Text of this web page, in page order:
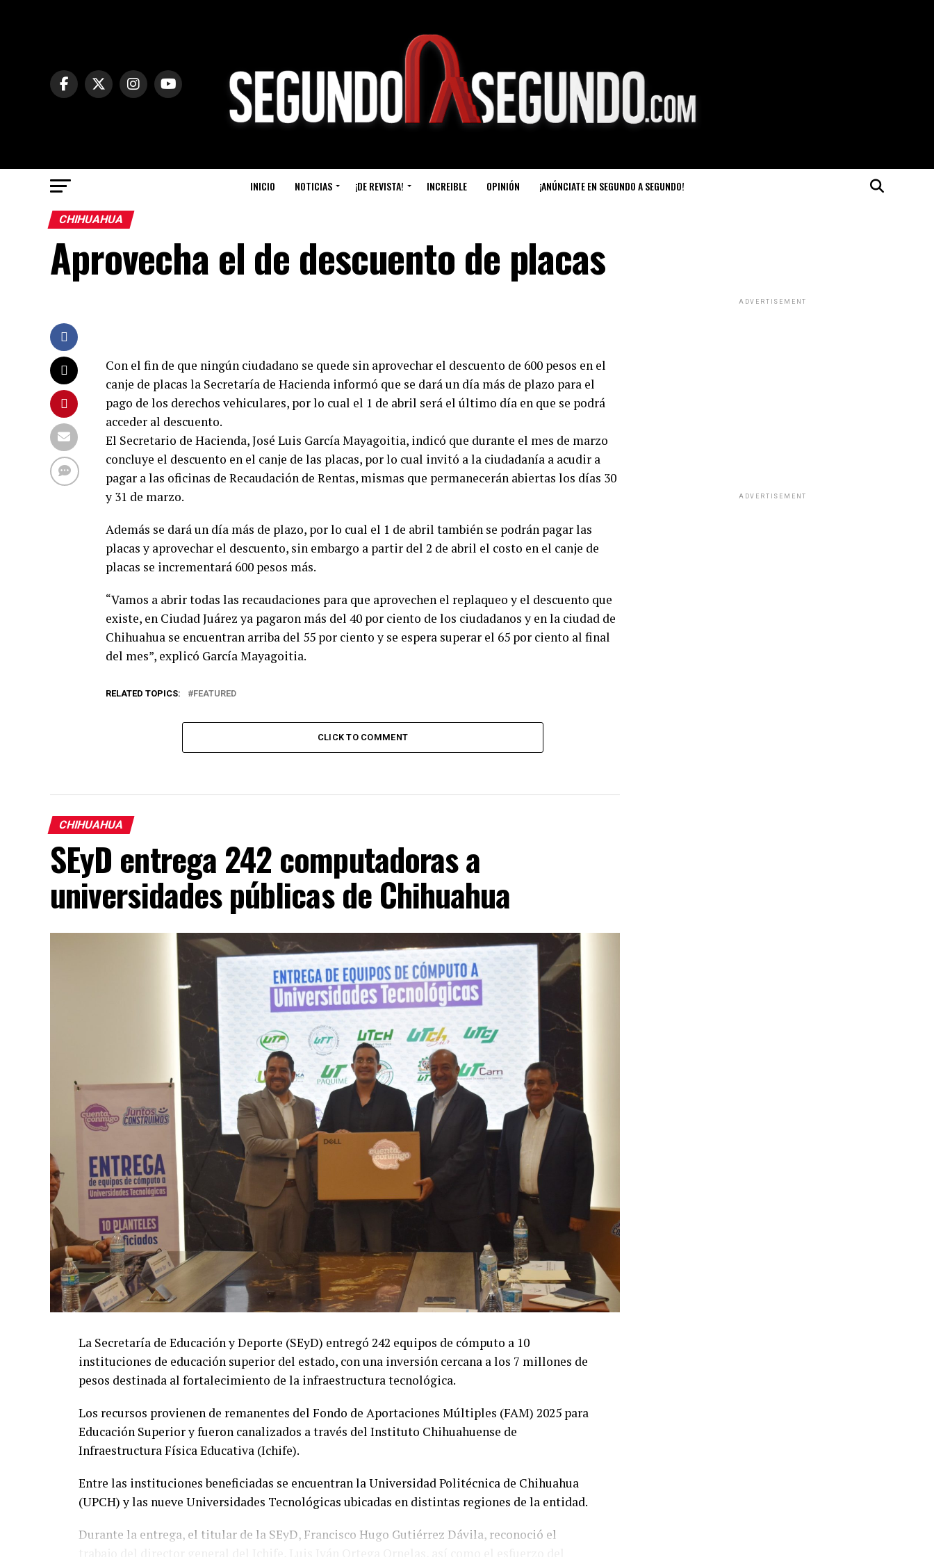
INICIO NOTICIAS ¡DE REVISTA! INCREIBLE OPINIÓN ¡ANÚNCIATE EN SEGUNDO A SEGUNDO!
CHIHUAHUA
Aprovecha el de descuento de placas
Con el fin de que ningún ciudadano se quede sin aprovechar el descuento de 600 pesos en el
canje de placas la Secretaría de Hacienda informó que se dará un día más de plazo para el
pago de los derechos vehiculares, por lo cual el 1 de abril será el último día en que se podrá
acceder al descuento.
El Secretario de Hacienda, José Luis García Mayagoitia, indicó que durante el mes de marzo
concluye el descuento en el canje de las placas, por lo cual invitó a la ciudadanía a acudir a
pagar a las oficinas de Recaudación de Rentas, mismas que permanecerán abiertas los días 30
y 31 de marzo.
Además se dará un día más de plazo, por lo cual el 1 de abril también se podrán pagar las
placas y aprovechar el descuento, sin embargo a partir del 2 de abril el costo en el canje de
placas se incrementará 600 pesos más.
“Vamos a abrir todas las recaudaciones para que aprovechen el replaqueo y el descuento que
existe, en Ciudad Juárez ya pagaron más del 40 por ciento de los ciudadanos y en la ciudad de
Chihuahua se encuentran arriba del 55 por ciento y se espera superar el 65 por ciento al final
del mes”, explicó García Mayagoitia.
RELATED TOPICS: FEATURED
CLICK TO COMMENT
CHIHUAHUA
SEyD entrega 242 computadoras a
universidades públicas de Chihuahua
La Secretaría de Educación y Deporte (SEyD) entregó 242 equipos de cómputo a 10
instituciones de educación superior del estado, con una inversión cercana a los 7 millones de
pesos destinada al fortalecimiento de la infraestructura tecnológica.
Los recursos provienen de remanentes del Fondo de Aportaciones Múltiples (FAM) 2025 para
Educación Superior y fueron canalizados a través del Instituto Chihuahuense de
Infraestructura Física Educativa (Ichife).
Entre las instituciones beneficiadas se encuentran la Universidad Politécnica de Chihuahua
(UPCH) y las nueve Universidades Tecnológicas ubicadas en distintas regiones de la entidad.
Durante la entrega, el titular de la SEyD, Francisco Hugo Gutiérrez Dávila, reconoció el
ADVERTISEMENT
ADVERTISEMENT